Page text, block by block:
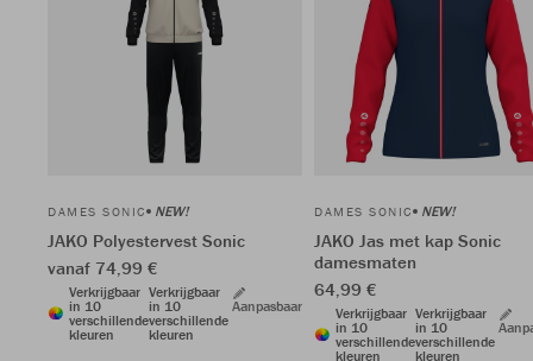
DAMES SONIC NEW!
JAKO Polyestervest Sonic
vanaf 74,99 €
Verkrijgbaar
in 10
verschillende
kleuren
Verkrijgbaar
in 10
verschillende
kleuren
Aanpasbaar
DAMES SONIC NEW!
JAKO Jas met kap Sonic
damesmaten
64,99 €
Verkrijgbaar
in 10
verschillende
kleuren
Verkrijgbaar
in 10
verschillende
kleuren